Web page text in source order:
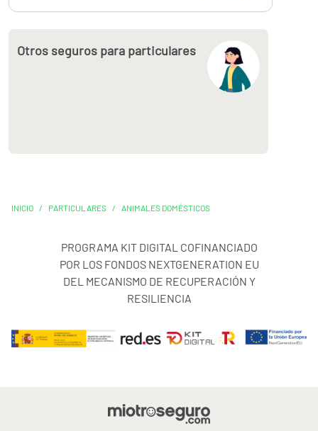
Otros seguros para particulares
INICIO / PARTICULARES / ANIMALES DOMÉSTICOS
PROGRAMA KIT DIGITAL COFINANCIADO
POR LOS FONDOS NEXTGENERATION EU
DEL MECANISMO DE RECUPERACIÓN Y
RESILIENCIA